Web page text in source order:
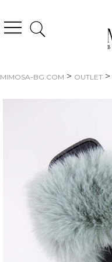
MIMOSA-BG.COM > OUTLET >